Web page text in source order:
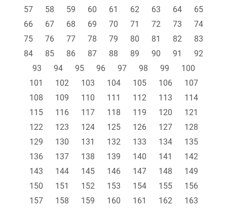
57
58 59 60 61 62 63 64
65
66
67 68 69 70 71 72 73
74
75
76 77 78 79 80 81 82
83
84
85 86 87 88 89 90 91
92
93
94 95 96 97 98 99
100
101
102 103 104 105 106
107
108
109 110 111 112 113
114
115
116 117 118 119 120
121
122
123 124 125 126 127
128
129
130 131 132 133 134
135
136
137 138 139 140 141
142
143
144 145 146 147 148
149
150
151 152 153 154 155
156
157
158 159 160 161 162
163